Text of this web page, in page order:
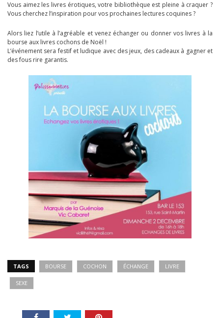
Vous aimez les livres érotiques, votre bibliothèque est pleine à craquer ?
Vous cherchez l’inspiration pour vos prochaines lectures coquines ?
Alors liez l’utile à l’agréable et venez échanger ou donner vos livres à la
bourse aux livres cochons de Noël !
L’événement sera festif et ludique avec des jeux, des cadeaux à gagner et
des fous rire garantis.
TAGS BOURSE COCHON ÉCHANGE LIVRE
SEXE